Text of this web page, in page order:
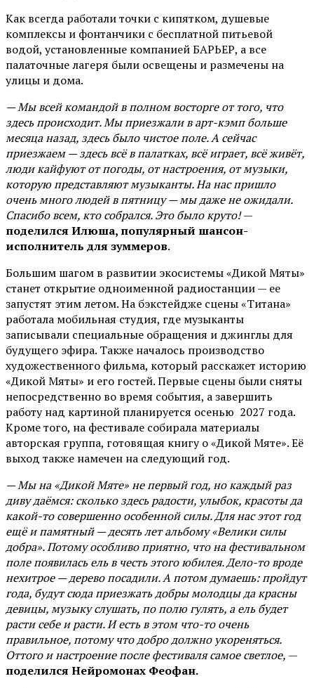
Как всегда работали точки с кипятком, душевые
комплексы и фонтанчики с бесплатной питьевой
водой, установленные компанией БАРЬЕР, а все
палаточные лагеря были освещены и размечены на
улицы и дома.
— Мы всей командой в полном восторге от того, что
здесь происходит. Мы приезжали в арт-кэмп больше
месяца назад, здесь было чистое поле. А сейчас
приезжаем — здесь всё в палатках, всё играет, всё живёт,
люди кайфуют от погоды, от настроения, от музыки,
которую представляют музыканты. На нас пришло
очень много людей в пятницу — мы даже не ожидали.
Спасибо всем, кто собрался. Это было круто!—
поделился Илюша, популярный шансон-
исполнитель для зуммеров.
Большим шагом в развитии экосистемы «Дикой Мяты»
станет открытие одноименной радиостанции — ее
запустят этим летом. На бэкстейдже сцены «Титана»
работала мобильная студия, где музыканты
записывали специальные обращения и джинглы для
будущего эфира. Также началось производство
художественного фильма, который расскажет историю
«Дикой Мяты» и его гостей. Первые сцены были сняты
непосредственно во время события, а завершить
работу над картиной планируется осенью 2027 года.
Кроме того, на фестивале собирала материалы
авторская группа, готовящая книгу о «Дикой Мяте». Её
выход также намечен на следующий год.
— Мы на «Дикой Мяте» не первый год, но каждый раз
диву даёмся: сколько здесь радости, улыбок, красоты да
какой-то совершенно особенной силы. Для нас этот год
ещё и памятный — десять лет альбому «Велики силы
добра». Потому особливо приятно, что на фестивальном
поле появилась ель в честь этого юбилея. Дело-то вроде
нехитрое — дерево посадили. А потом думаешь: пройдут
года, будут сюда приезжать добры молодцы да красны
девицы, музыку слушать, по полю гулять, а ель будет
расти себе и расти. И есть в этом что-то очень
правильное, потому что добро должно укореняться.
Оттого и настроение после фестиваля самое светлое, —
поделился Нейромонах Феофан.